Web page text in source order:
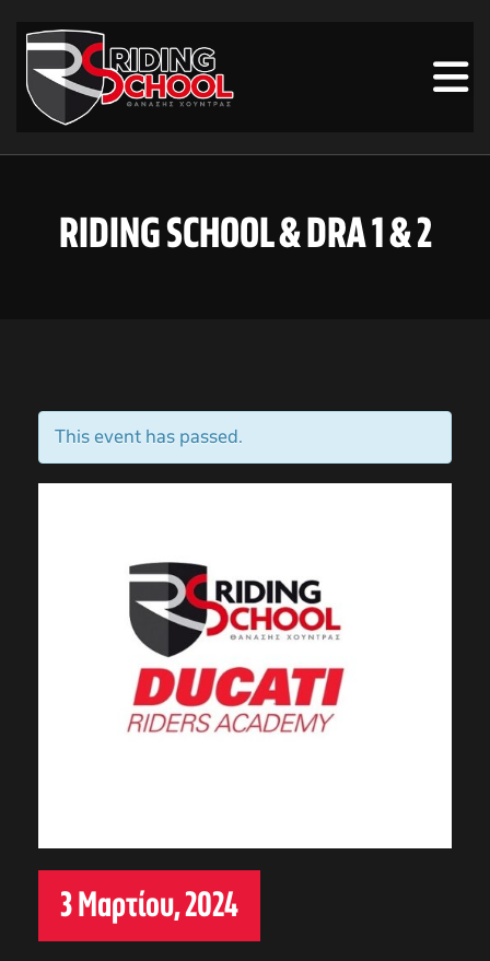
RIDING SCHOOL & DRA 1 & 2
This event has passed.
3 Μαρτίου, 2024